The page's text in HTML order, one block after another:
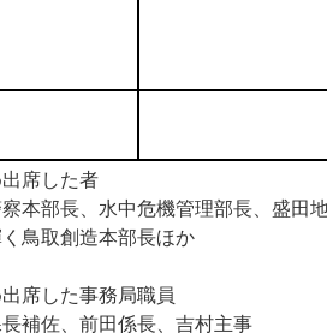
席した者
長、水中危機管理部長、盛田地
取創造本部長ほか
席した事務局職員
佐、前田係長、吉村主事